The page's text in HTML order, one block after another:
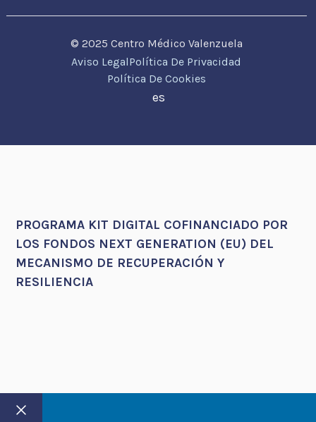
© 2025 Centro Médico Valenzuela
Aviso LegalPolítica De Privacidad
Política De Cookies
es
PROGRAMA KIT DIGITAL COFINANCIADO POR
LOS FONDOS NEXT GENERATION (EU) DEL
MECANISMO DE RECUPERACIÓN Y
RESILIENCIA